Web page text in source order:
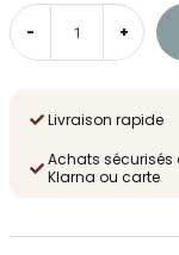
- +
Livraison rapide
Achats sécurisés
Klarna ou carte